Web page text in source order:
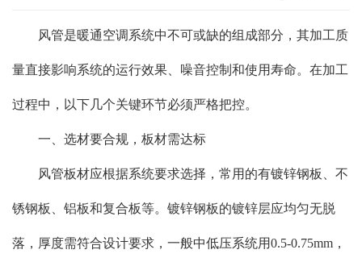
风管是暖通空调系统中不可或缺的组成部分，其加工质
量直接影响系统的运行效果、噪音控制和使用寿命。在加工
过程中，以下几个关键环节必须严格把控。
一、选材要合规，板材需达标
风管板材应根据系统要求选择，常用的有镀锌钢板、不
锈钢板、铝板和复合板等。镀锌钢板的镀锌层应均匀无脱
落，厚度需符合设计要求，一般中低压系统用0.5-0.75mm，